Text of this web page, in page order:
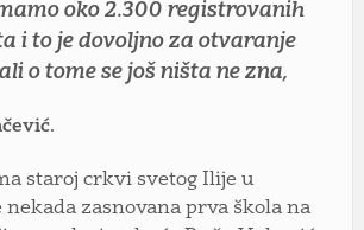
oko 2.300 registrovanih
i to je dovoljno za otvaranje
o tome se još ništa ne zna,
staroj crkvi svetog Ilije u
nekada zasnovana prva škola na